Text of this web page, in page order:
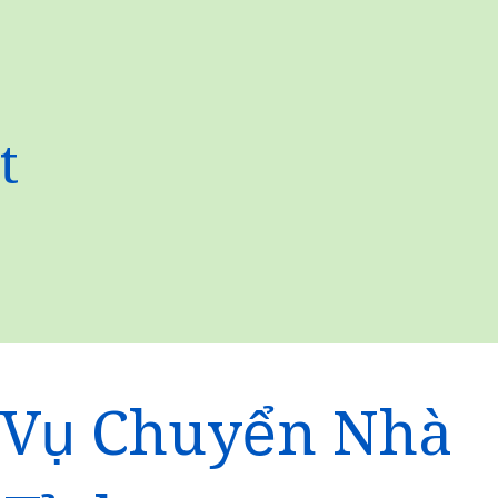
Chuyển Nhà